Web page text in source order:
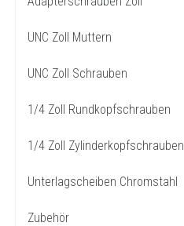
UNC Zoll Muttern
UNC Zoll Schrauben
1/4 Zoll Rundkopfschrauben
1/4 Zoll Zylinderkopfschrauben
Unterlagscheiben Chromstahl
Zubehör